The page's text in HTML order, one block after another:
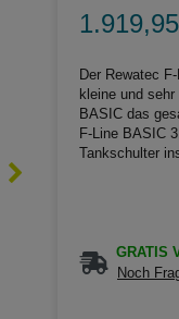
Der Rewatec
kleine und
BASIC das
F-Line BASIC
Tankschulter
GRATIS
Noch